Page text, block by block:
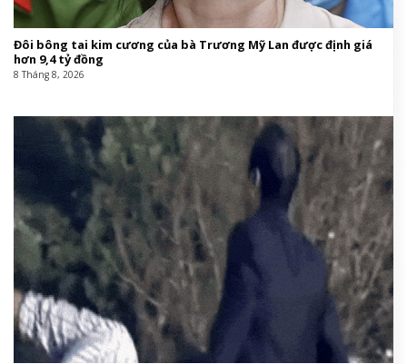
Đôi bông tai kim cương của bà Trương Mỹ Lan được định giá
hơn 9,4 tỷ đồng
8 Tháng 8, 2026